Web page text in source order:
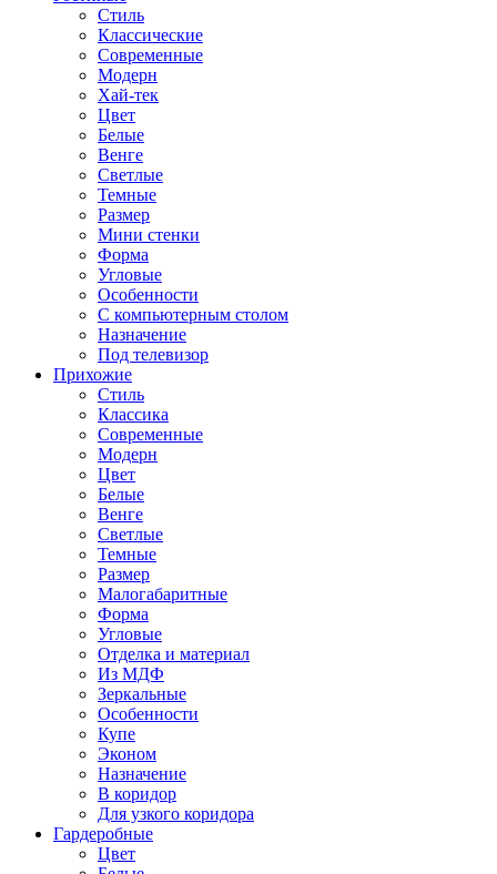
Стиль
Классические
Современные
Модерн
Хай-тек
Цвет
Белые
Венге
Светлые
Темные
Размер
Мини стенки
Форма
Угловые
Особенности
С компьютерным столом
Назначение
Под телевизор
Прихожие
Стиль
Классика
Современные
Модерн
Цвет
Белые
Венге
Светлые
Темные
Размер
Малогабаритные
Форма
Угловые
Отделка и материал
Из МДФ
Зеркальные
Особенности
Купе
Эконом
Назначение
В коридор
Для узкого коридора
Гардеробные
Цвет